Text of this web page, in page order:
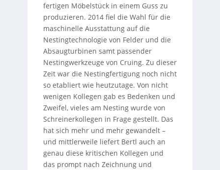
fertigen Möbelstück in einem Guss zu
produzieren. 2014 fiel die Wahl für die
maschinelle Ausstattung auf die
Nestingtechnologie von Felder und die
Absaugturbinen samt passender
Nestingwerkzeuge von Cruing. Zu dieser
Zeit war die Nestingfertigung noch nicht
so etabliert wie heutzutage. Von nicht
wenigen Kollegen gab es Bedenken und
Zweifel, vieles am Nesting wurde von
Schreinerkollegen in Frage gestellt. Das
hat sich mehr und mehr gewandelt –
und mittlerweile liefert Bertl auch an
genau diese kritischen Kollegen und
das prompt nach Zeichnung und